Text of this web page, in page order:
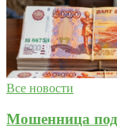
Все новости
Мошенница